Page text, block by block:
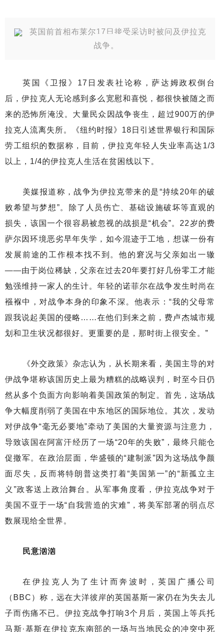
英国前首相布莱尔17日接受采访时被问及伊拉克
战争。
英国《卫报》17日发表社论称，萨达姆政权倒台
后，伊拉克人无论感到多么宽慰和喜悦，都很快被随之而
来的恐怖所淹没。大量民众因战争丧生，超过900万的伊
拉克人流离失所。《纽约时报》18日引述世界银行和国际
劳工组织的数据称，目前，伊拉克年轻人失业率高达1/3
以上，1/4的伊拉克人生活在贫困线以下。
美媒报道称，战争为伊拉克带来的是“持续20年的破
败希望与梦想”。除了人员伤亡、基础设施破坏等直观的
损失，该国一个很容易被忽视的战损是“机会”。22岁的费
萨尔因环境恶劣早年失学，如今混迹于工地，想谋一份有
发展前途的工作根本找不到。他的窘况与父亲如出一辙
——由于岗位稀缺，父亲在过去20年要打好几份零工才能
勉强维持一家人的生计。年轻的诺菲尔在战争发生时尚在
襁褓中，对战争本身的印象不深。他表示：“我的父母常
跟我说起美国的侵略……在他们到来之前，费卢杰城市规
划和卫生状况都很好。更重要的是，那时街上很安全。”
《外交政策》杂志认为，从长期来看，美国主导的对
伊战争堪称该国历史上最为糟糕的战略误判，时至今日仍
然从多个负面方向影响着美国政策的制定。首先，这场战
争大幅度削弱了美国在中东地区的国际地位。其次，发动
对伊战争“毫无必要地”牵动了美国的大量资源与注意力，
导致该国在阿富汗经历了一场“20年的失败”，最终只能仓
促撤军。在政治层面，华盛顿的“建制派”因为这场战争颜
面尽失，反而将特朗普这类打着“美国第一”的“新孤立主
义”政客送上政治舞台。从军事角度看，伊拉克战争对于
美国不亚于一场“自我营造的灾难”，将美军部署的弱点尽
数展现给全世界。
民意汹汹
在伊拉克人为了生计而奔波时，英国广播公司
（BBC）称，远在大洋彼岸的英国基斯一家仍在为失去儿
子而伤痛不已。伊拉克战争打响3个月后，英国上等兵托
马斯·基斯在伊拉克东南部的一场与当地民众的冲突中死